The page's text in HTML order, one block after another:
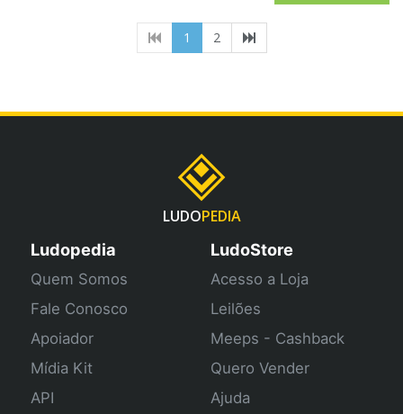
1 (current)
2
LUDOPEDIA
Ludopedia
Quem Somos
Fale Conosco
Apoiador
Mídia Kit
API
LudoStore
Acesso a Loja
Leilões
Meeps - Cashback
Quero Vender
Ajuda